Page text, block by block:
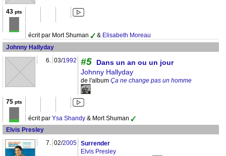
43 pts
écrit par Mort Shuman & Elisabeth Moreau
Johnny Hallyday
6. 03/1992 #5
Dans un an ou un jour
Johnny Hallyday
de l'album Ça ne change pas un homme
75 pts
écrit par Ysa Shandy & Mort Shuman
Elvis Presley
7. 02/2005 Surrender
Elvis Presley